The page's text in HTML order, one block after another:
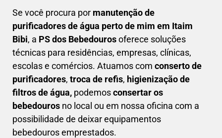
Se você procura por manutenção de
purificadores de água perto de mim em Itaim
Bibi, a PS dos Bebedourosoferece soluções
técnicas para residências, empresas, clínicas,
escolas e comércios. Atuamos com conserto de
purificadores, troca de refis, higienização de
filtros de água, podemosconsertar os
bebedouros no local ou em nossa oficina com a
possibilidade de deixar equipamentos
bebedouros emprestados.